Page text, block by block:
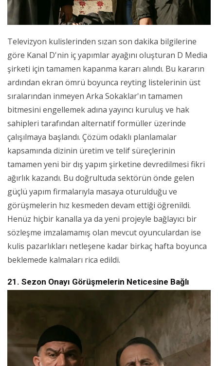
Televizyon kulislerinden sızan son dakika bilgilerine
göre Kanal D'nin iç yapımlar ayağını oluşturan D Media
şirketi için tamamen kapanma kararı alındı. Bu kararın
ardından ekran ömrü boyunca reyting listelerinin üst
sıralarından inmeyen Arka Sokaklar'ın tamamen
bitmesini engellemek adına yayıncı kuruluş ve hak
sahipleri tarafından alternatif formüller üzerinde
çalışılmaya başlandı. Çözüm odaklı planlamalar
kapsamında dizinin üretim ve telif süreçlerinin
tamamen yeni bir dış yapım şirketine devredilmesi fikri
ağırlık kazandı. Bu doğrultuda sektörün önde gelen
güçlü yapım firmalarıyla masaya oturulduğu ve
görüşmelerin hız kesmeden devam ettiği öğrenildi.
Henüz hiçbir kanalla ya da yeni projeyle bağlayıcı bir
sözleşme imzalamamış olan mevcut oyunculardan ise
kulis pazarlıkları netleşene kadar birkaç hafta boyunca
beklemede kalmaları rica edildi.
21. Sezon Onayı Görüşmelerin Neticesine Bağlı